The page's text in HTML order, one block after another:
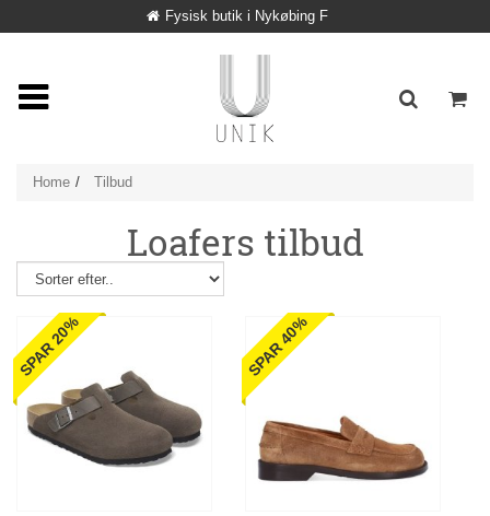
Fysisk butik i Nykøbing F
Home Tilbud
Loafers tilbud
SPAR 20% SPAR 40%